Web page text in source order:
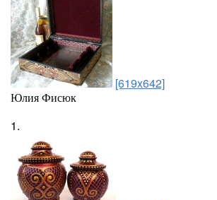
[619x642]
Юлия Фисюк
1.